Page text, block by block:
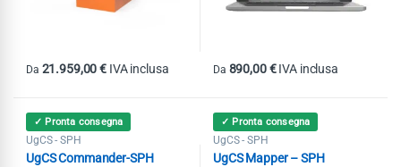
Da 21.959,00€ IVA inclusa
Questo prodotto ha più varianti. Le opzioni possono essere scelte
Da 890,00€ IVA inclusa
Questo prodotto ha più varianti.
✓ Pronta consegna
UgCS - SPH
UgCS Commander-SPH
✓ Pronta consegna
UgCS - SPH
UgCS Mapper – SPH